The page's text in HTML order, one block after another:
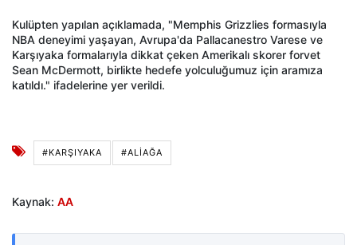
Kulüpten yapılan açıklamada, "Memphis Grizzlies formasıyla
NBA deneyimi yaşayan, Avrupa'da Pallacanestro Varese ve
Karşıyaka formalarıyla dikkat çeken Amerikalı skorer forvet
Sean McDermott, birlikte hedefe yolculuğumuz için aramıza
katıldı." ifadelerine yer verildi.
#KARŞIYAKA #ALIAĞA
Kaynak: AA